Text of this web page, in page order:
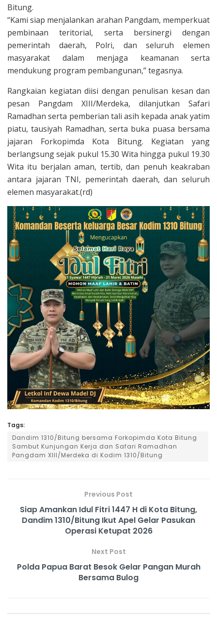
Bitung.
“Kami siap menjalankan arahan Pangdam, memperkuat
pembinaan teritorial, serta bersinergi dengan
pemerintah daerah, Polri, dan seluruh elemen
masyarakat dalam menjaga keamanan serta
mendukung program pembangunan,” tegasnya.
Rangkaian kegiatan diisi dengan penulisan kesan dan
pesan Pangdam XIII/Merdeka, dilanjutkan Safari
Ramadhan serta pemberian tali asih kepada anak yatim
piatu, tausiyah Ramadhan, serta buka puasa bersama
jajaran Forkopimda Kota Bitung. Kegiatan yang
berlangsung sejak pukul 15.30 Wita hingga pukul 19.30
Wita itu berjalan aman, tertib, dan penuh keakraban
antara jajaran TNI, pemerintah daerah, dan seluruh
elemen masyarakat.(rd)
Tags:
Dandim 1310/Bitung bersama Forkopimda Kota Bitung
Sambut Kunjungan Kerja dan Safari Ramadhan
Pangdam XIII/Merdeka di Kodim 1310/Bitung
Previous Post
Siap Amankan Idul Fitri 1447 H di Kota Bitung,
Dandim 1310/Bitung Ikut Apel Gelar Pasukan
Operasi Ketupat 2026
Next Post
Polda Papua Barat Besok Gelar Pangan Murah
Bersama Bulog